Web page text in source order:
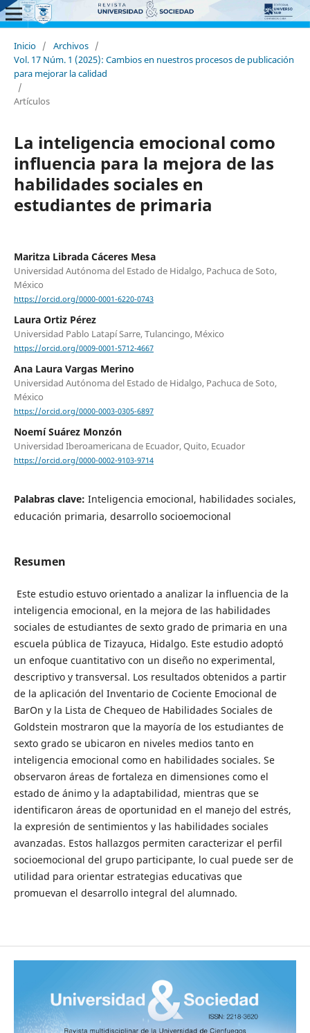
Inicio / Archivos /
Vol. 17 Núm. 1 (2025): Cambios en nuestros procesos de publicación
para mejorar la calidad
/
Artículos
La inteligencia emocional como
influencia para la mejora de las
habilidades sociales en
estudiantes de primaria
Maritza Librada Cáceres Mesa
Universidad Autónoma del Estado de Hidalgo, Pachuca de Soto,
México
https://orcid.org/0000-0001-6220-0743
Laura Ortiz Pérez
Universidad Pablo Latapí Sarre, Tulancingo, México
https://orcid.org/0009-0001-5712-4667
Ana Laura Vargas Merino
Universidad Autónoma del Estado de Hidalgo, Pachuca de Soto,
México
https://orcid.org/0000-0003-0305-6897
Noemí Suárez Monzón
Universidad Iberoamericana de Ecuador, Quito, Ecuador
https://orcid.org/0000-0002-9103-9714
Palabras clave: Inteligencia emocional, habilidades sociales,
educación primaria, desarrollo socioemocional
Resumen
Este estudio estuvo orientado a analizar la influencia de la
inteligencia emocional, en la mejora de las habilidades
sociales de estudiantes de sexto grado de primaria en una
escuela pública de Tizayuca, Hidalgo. Este estudio adoptó
un enfoque cuantitativo con un diseño no experimental,
descriptivo y transversal. Los resultados obtenidos a partir
de la aplicación del Inventario de Cociente Emocional de
BarOn y la Lista de Chequeo de Habilidades Sociales de
Goldstein mostraron que la mayoría de los estudiantes de
sexto grado se ubicaron en niveles medios tanto en
inteligencia emocional como en habilidades sociales. Se
observaron áreas de fortaleza en dimensiones como el
estado de ánimo y la adaptabilidad, mientras que se
identificaron áreas de oportunidad en el manejo del estrés,
la expresión de sentimientos y las habilidades sociales
avanzadas. Estos hallazgos permiten caracterizar el perfil
socioemocional del grupo participante, lo cual puede ser de
utilidad para orientar estrategias educativas que
promuevan el desarrollo integral del alumnado.